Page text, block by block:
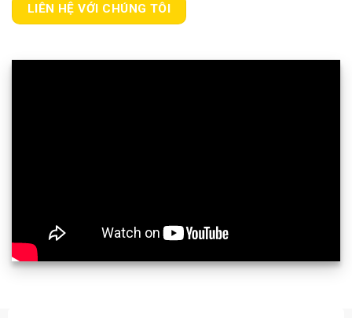
LIÊN HỆ VỚI CHÚNG TÔI